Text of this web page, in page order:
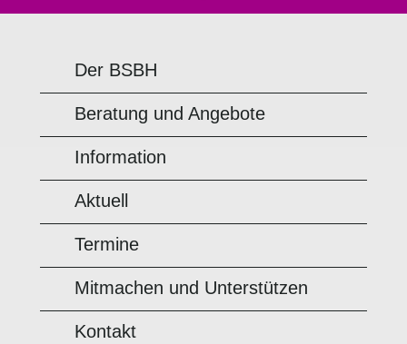
Der BSBH
Beratung und Angebote
Information
Aktuell
Termine
Mitmachen und Unterstützen
Kontakt